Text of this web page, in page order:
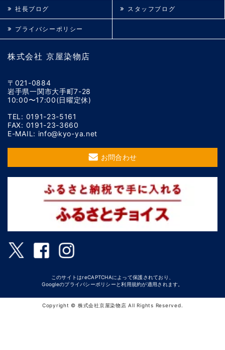
株式会社 京屋染物店
〒021-0884
岩手県一関市大手町7-28
10:00〜17:00(日曜定休)
TEL: 0191-23-5161
FAX: 0191-23-3660
E-MAIL: info@kyo-ya.net
お問合わせ
社長ブログ スタッフブログ
プライバシーポリシー
このサイトはreCAPTCHAによって保護されており、
Googleのプライバシーポリシー と利用規約が適用されます。
Copyright © 株式会社京屋染物店 All Rights Reserved.